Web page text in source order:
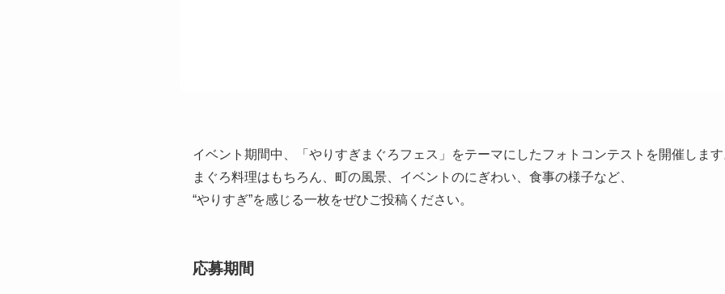
イベント期間中、「やりすぎまぐろフェス」をテーマにしたフォトコンテストを開催しま
まぐろ料理はもちろん、町の風景、イベントのにぎわい、食事の様子など、
“やりすぎ”を感じる一枚をぜひご投稿ください。
応募期間